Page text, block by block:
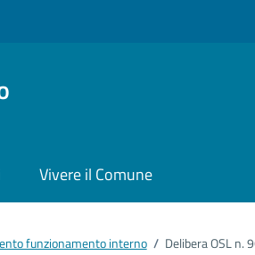
Vivere il Comune
funzionamento interno / Delibera OSL